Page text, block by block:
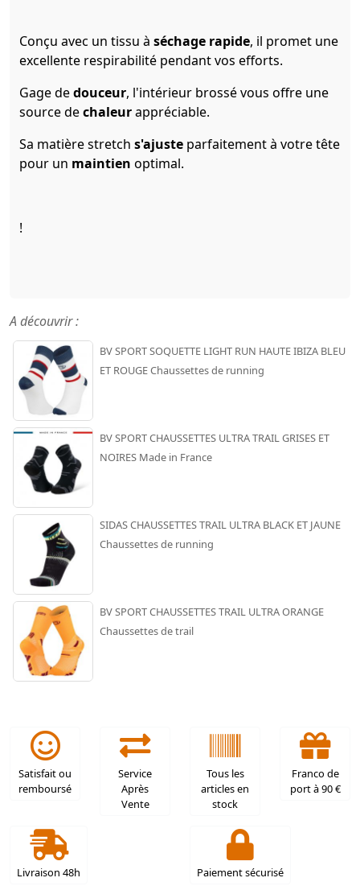
Conçu avec un tissu à séchage rapide, il promet une
excellente respirabilité pendant vos efforts.
Gage dedouceur, l'intérieur brossé vous offre une
source dechaleurappréciable.
Sa matière stretch s'ajuste parfaitement à votre tête
pour un maintien optimal.
!
A découvrir :
BV SPORT SOQUETTE LIGHT RUN HAUTE IBIZA BLEU
ET ROUGE Chaussettes de running
BV SPORT CHAUSSETTES ULTRA TRAIL GRISES ET
NOIRES Made in France
SIDAS CHAUSSETTES TRAIL ULTRA BLACK ET JAUNE
Chaussettes de running
BV SPORT CHAUSSETTES TRAIL ULTRA ORANGE
Chaussettes de trail
Satisfait ou
remboursé
Service
Après
Vente
Tous les
articles en
stock
Franco de
port à 90 €
Livraison 48h Paiement sécurisé